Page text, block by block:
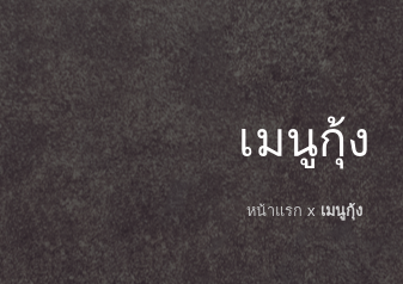
เมนูกุ้ง
หน้าแรก xเมนูกุ้ง